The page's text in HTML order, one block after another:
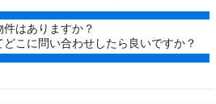
はありますか？
こに問い合わせしたら良いですか？